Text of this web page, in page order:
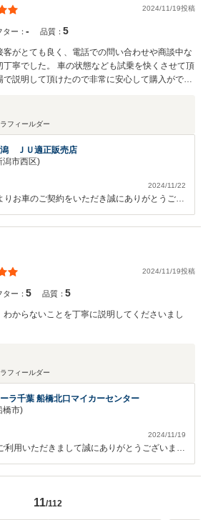
2024/11/19投稿
ター：- 品質：5
がとても良く、電話での問い合わせや商談中な
丁寧でした。 車の状態なども試乗を快くさせて頂
説明して頂けたので非常に安心して購入ができ
。 遠方からでしたがこちらで購入をしてよかった
た。
フィールダー
潟 ＪＵ適正販売店
潟市西区)
2024/11/22
お車のご契約をいただき誠にありがとうござ
て点検整備をしっかりと行い納車させていただ
お時間がかかりますが、随時連絡させていただ
ければと思います。お約束した案件もしっかり
会いできればと思います！よろしくお願いい
2024/11/19投稿
ター：5 品質：5
からないことを丁寧に説明してくださいまし
フィールダー
ーラ千葉 船橋北口マイカーセンター
橋市)
2024/11/19
用いただきまして誠にありがとうございまし
やお困りの事がございましたらお気軽にお問
忙しいところステキな口コミをお寄せいただ
11/112